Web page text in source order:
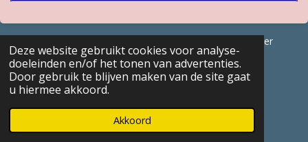
Deze website gebruikt cookies voor analyse-
doeleinden en/of het tonen van advertenties.
Door gebruik te blijven maken van de site gaat
u hiermee akkoord.
Akkoord
© 2017 - 2026 GENEALOGISCHE Bijdragen Marc Van Acker
Powered byJouwWeb